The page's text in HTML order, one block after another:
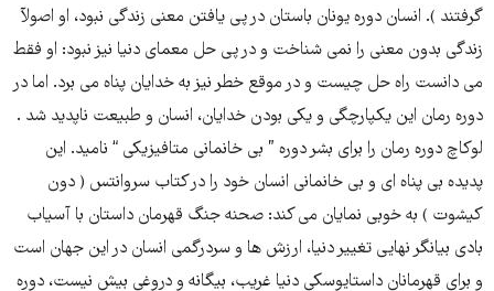
گرفتند ). انسان دوره يونان باستان در پی يافتن معنی زندگی نبود، او اصولآ
زندگی بدون معنی را نمی شناخت و در پی حل معمای دنیا نیز نبود: او فقط
می دانست راه حل چیست و در موقع خطر نیز به خدایان پناه می برد. اما در
دوره رمان این یکپارچگی و یکی بودن خدایان، انسان و طبیعت ناپدید شد .
لوکاچ دوره رمان را برای بشر دوره ” بی خانمانی متافیزیکی “ نامید. اين
پدیده بی پناه ای و بی خانمانی انسان خود را در کتاب سروانتس ( دون
کيشوت ) به خوبی نمايان می کند: صحنه جنگ قهرمان داستان با آسياب
بادی بيانگر نهایی تغيير دنيا، ارزش ها و سردرگمی انسان در اين جهان است
و برای قهرمانان داستايوسکی دنيا غريب، بیگانه و دروغی بيش نيست، دوره